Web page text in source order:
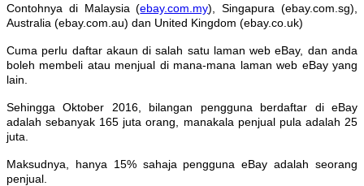
Contohnya di Malaysia (ebay.com.my), Singapura (ebay.com.sg),
Australia (ebay.com.au) dan United Kingdom (ebay.co.uk)
Cuma perlu daftar akaun di salah satu laman web eBay, dan anda
boleh membeli atau menjual di mana-mana laman web eBay yang
lain.
Sehingga Oktober 2016, bilangan pengguna berdaftar di eBay
adalah sebanyak 165 juta orang, manakala penjual pula adalah 25
juta.
Maksudnya, hanya 15% sahaja pengguna eBay adalah seorang
penjual.